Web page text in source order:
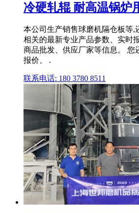
冷硬轧辊 耐高温锅炉
本公司生产销售球磨机隔仓板等,
相关的最新专业产品参数、实时
商品批发、供应厂家等信息。 您
报价、 .
联系电话: 180 3780 8511